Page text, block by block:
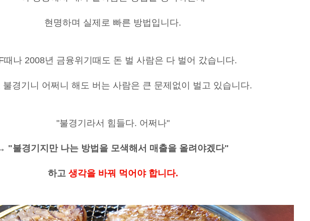
현명하며 실제로 빠른 방법입니다.
때나 2008년 금융위기때도 돈 벌 사람은 다 벌어 갔습니다.
불경기니 어쩌니 해도 버는 사람은 큰 문제없이 벌고 있습니다.
"불경기라서 힘들다. 어쩌나"
"불경기지만 나는 방법을 모색해서 매출을 올려야겠다"
하고 생각을 바꿔 먹어야 합니다.